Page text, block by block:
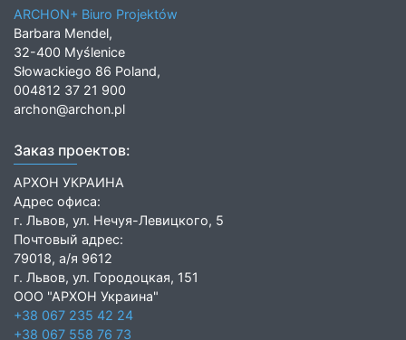
ARCHON+ Biuro Projektów
Barbara Mendel,
32-400 Myślenice
Słowackiego 86 Poland,
004812 37 21 900
archon@archon.pl
Заказ проектов:
АРХОН УКРАИНА
Адрес офиса:
г. Львов, ул. Нечуя-Левицкого, 5
Почтовый адрес:
79018, а/я 9612
г. Львов, ул. Городоцкая, 151
ООО "АРХОН Украина"
+38 067 235 42 24
+38 067 558 76 73